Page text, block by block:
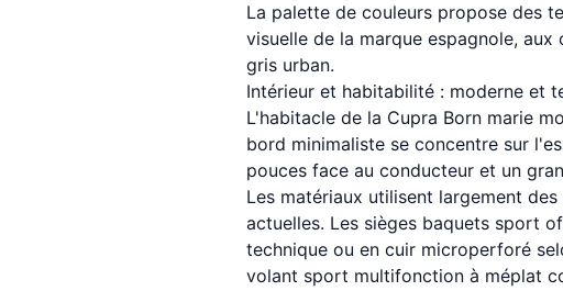
La palette de couleurs propose des
visuelle de la marque espagnole,
gris urban.
Intérieur et habitabilité : moderne et
L'habitacle de la Cupra Born marie
bord minimaliste se concentre sur
pouces face au conducteur et un
Les matériaux utilisent largement
actuelles. Les sièges baquets sport
technique ou en cuir microperforé
volant sport multifonction à méplat